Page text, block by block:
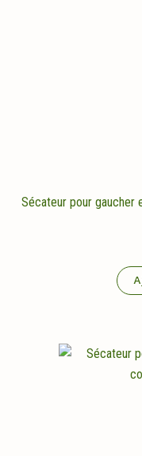
Sécateur pour gaucher